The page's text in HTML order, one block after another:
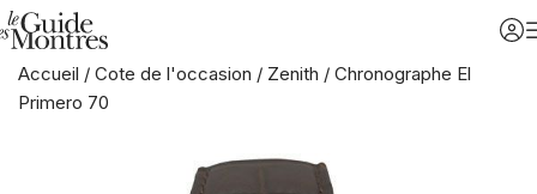
Accueil / Cote de l'occasion / Zenith / Chronographe El
Primero 70